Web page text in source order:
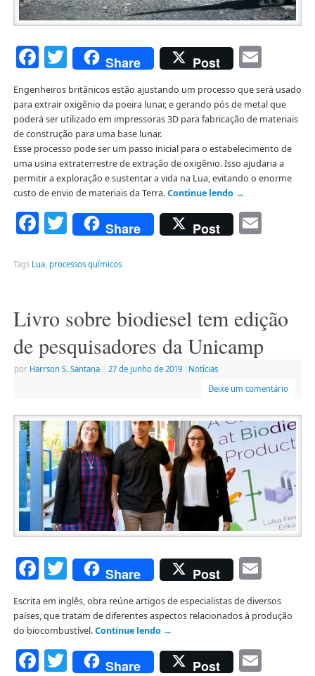
Facebook
Twitter
Share Post
Engenheiros britânicos estão ajustando um processo que será usado
para extrair oxigênio da poeira lunar, e gerando pós de metal que
poderá ser utilizado em impressoras 3D para fabricação de materiais
de construção para uma base lunar.
Esse processo pode ser um passo inicial para o estabelecimento de
uma usina extraterrestre de extração de oxigênio. Isso ajudaria a
permitir a exploração e sustentar a vida na Lua, evitando o enorme
custo de envio de materiais da Terra.Continue lendo →
Facebook
Twitter
Share Post
Tags Lua, processos químicos
Livro sobre biodiesel tem edição
de pesquisadores da Unicamp
por Harrson S. Santana 27 de junho de 2019
Notícias
Deixe um comentário
Facebook
Twitter
Share Post
Escrita em inglês, obra reúne artigos de especialistas de diversos
países, que tratam de diferentes aspectos relacionados à produção
do biocombustível.Continue lendo →
Facebook
Twitter
Share Post